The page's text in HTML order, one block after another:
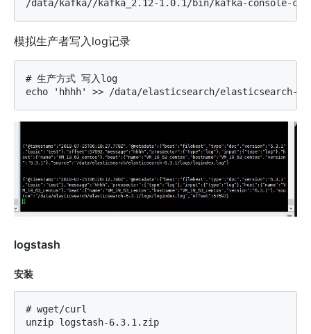
模拟生产者写入log记录
# 生产方式 写入log
logstash
安装
# wget/curl